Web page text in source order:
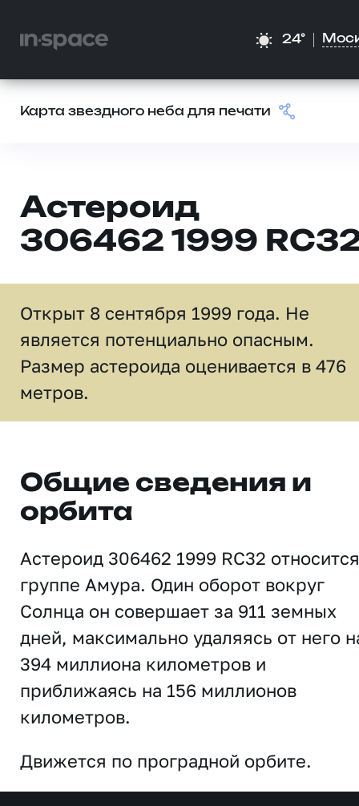
24°
Карта звездного неба для печати
Астероид
306462 1999
Открыт 8 сентября 1999 года. Не
является потенциально опасным.
Размер астероида оценивается в 476
метров.
Общие сведения и
орбита
Астероид 306462 1999 RC32
группе Амура. Один оборот вокруг
Солнца он совершает за 911 земных
дней, максимально удаляясь от него
394 миллиона километров и
приближаясь на 156 миллионов
километров.
Движется по проградной орбите.